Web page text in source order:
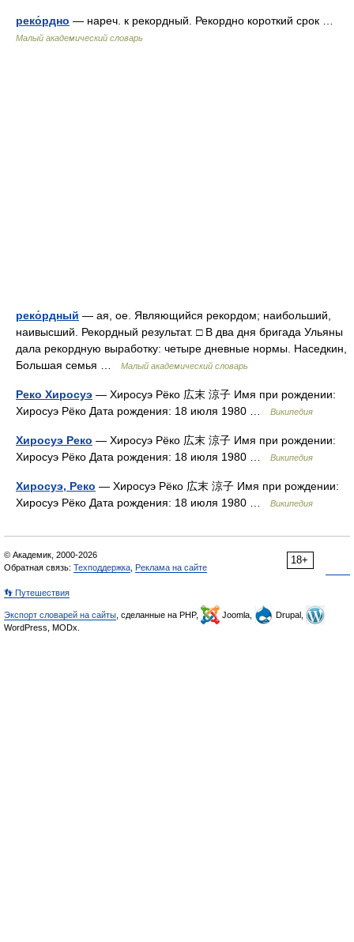
реко́рдно — нареч. к рекордный. Рекордно короткий срок …
Малый академический словарь
реко́рдный — ая, ое. Являющийся рекордом; наибольший,
наивысший. Рекордный результат. □ В два дня бригада Ульяны
дала рекордную выработку: четыре дневные нормы. Наседкин,
Большая семья …
Малый академический словарь
Реко Хиросуэ — Хиросуэ Рёко 広末 涼子 Имя при рождении:
Хиросуэ Рёко Дата рождения: 18 июля 1980 …
Википедия
Хиросуэ Реко — Хиросуэ Рёко 広末 涼子 Имя при рождении:
Хиросуэ Рёко Дата рождения: 18 июля 1980 …
Википедия
Хиросуэ, Реко — Хиросуэ Рёко 広末 涼子 Имя при рождении:
Хиросуэ Рёко Дата рождения: 18 июля 1980 …
Википедия
18+
© Академик, 2000-2026
Обратная связь: Техподдержка Реклама на сайте
👣 Путешествия
Экспорт словарей на сайты , сделанные на PHP, Joomla,
Drupal,
WordPress, MODx.